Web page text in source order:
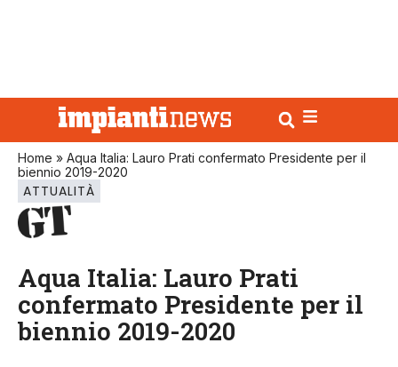
Home » Aqua Italia: Lauro Prati confermato Presidente per il
biennio 2019-2020
ATTUALITÀ
Aqua Italia: Lauro Prati
confermato Presidente per il
biennio 2019-2020